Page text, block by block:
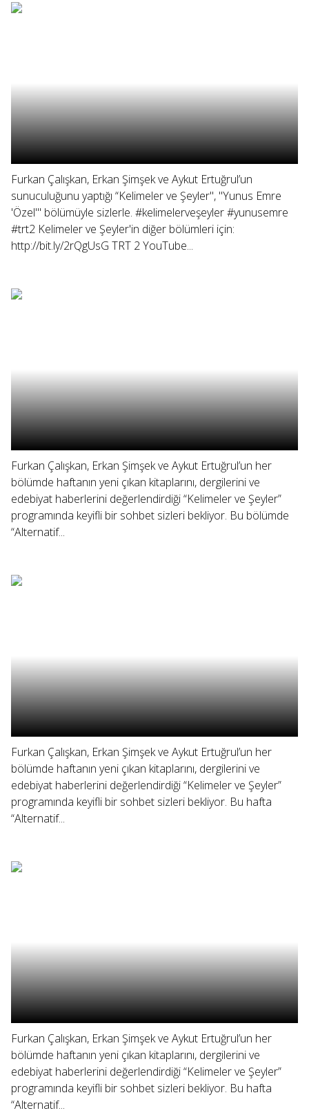
Furkan Çalışkan, Erkan Şimşek ve Aykut Ertuğrul’un
sunuculuğunu yaptığı “Kelimeler ve Şeyler", "Yunus Emre
'Özel'" bölümüyle sizlerle. #kelimelerveşeyler #yunusemre
#trt2 Kelimeler ve Şeyler'in diğer bölümleri için:
http://bit.ly/2rQgUsG TRT 2 YouTube...
Furkan Çalışkan, Erkan Şimşek ve Aykut Ertuğrul’un her
bölümde haftanın yeni çıkan kitaplarını, dergilerini ve
edebiyat haberlerini değerlendirdiği “Kelimeler ve Şeyler”
programında keyifli bir sohbet sizleri bekliyor. Bu bölümde
“Alternatif...
Furkan Çalışkan, Erkan Şimşek ve Aykut Ertuğrul’un her
bölümde haftanın yeni çıkan kitaplarını, dergilerini ve
edebiyat haberlerini değerlendirdiği “Kelimeler ve Şeyler”
programında keyifli bir sohbet sizleri bekliyor. Bu hafta
“Alternatif...
Furkan Çalışkan, Erkan Şimşek ve Aykut Ertuğrul’un her
bölümde haftanın yeni çıkan kitaplarını, dergilerini ve
edebiyat haberlerini değerlendirdiği “Kelimeler ve Şeyler”
programında keyifli bir sohbet sizleri bekliyor. Bu hafta
“Alternatif...